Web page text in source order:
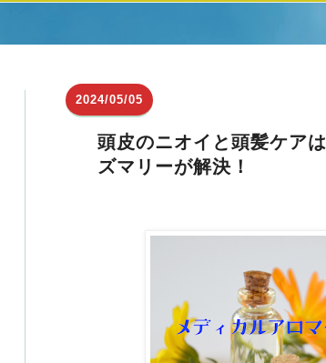
2024/05/05
頭皮のニオイと頭髪ケア
ズマリーが解決！